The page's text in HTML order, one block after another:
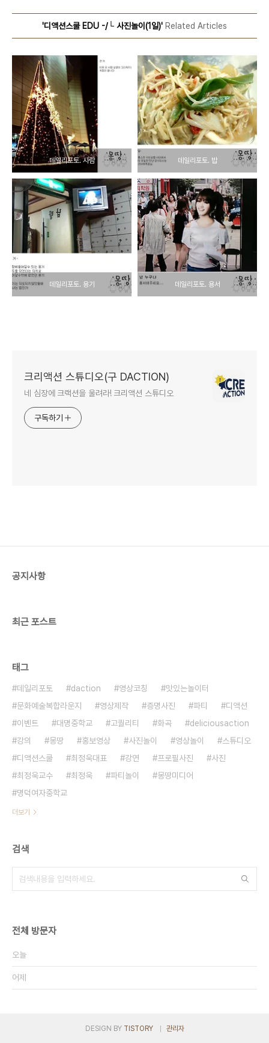
'디액션스쿨 EDU -/└ 사진놀이(1일)' Related Articles
데일리포토. 사람 데일리포토. 밥
데일리포토. 용기 데일리포토. 용서
크리액션 스튜디오(구 DACTION)
네 심장에 크랙션을 울려라! 크리액션 스튜디오
구독하기
공지사항
최근 포스트
태그
데일리포토 daction 영상코칭
맛있는놀이터
문화예술복합라운지
영상제작 증명사진 파티
디액션
이벤트
대명중학교 고퀄리티 화곡
deliciousaction
강의
몽땅 홍보영상 사진놀이 영상놀이
스튜디오
디액션스쿨
최정욱대표 강연 프로필사진
사진
최정욱교수
최정욱 파티놀이
몽땅미디어
명덕여자중학교
더보기
검색
전체 방문자
오늘
어제
DESIGN BY TISTORY 관리자